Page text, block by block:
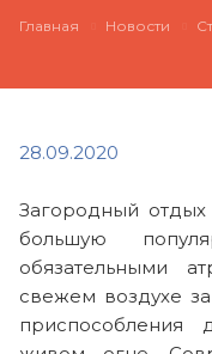
Главная Новости
28.09.2020
Загородный
большую
обязательными
свежем воздухе
приспособления